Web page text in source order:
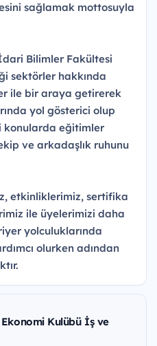
sağlamak mottosuyla
Bilimler Fakültesi
sektörler hakkında
ile bir araya getirerek
yol gösterici olup
konularda eğitimler
ve arkadaşlık ruhunu
etkinliklerimiz, sertifika
ile üyelerimizi daha
yolculuklarında
olurken adından
Ekonomi Kulübü İş ve